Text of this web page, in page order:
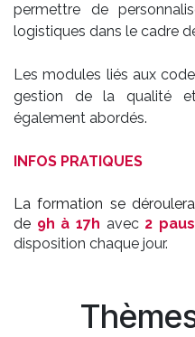
permettre de
logistiques dans le cadre
Les modules liés aux
gestion de la qualité
également abordés.
INFOS PRATIQUES
La formation se
de 9h à 17h avec 2
disposition chaque jour.